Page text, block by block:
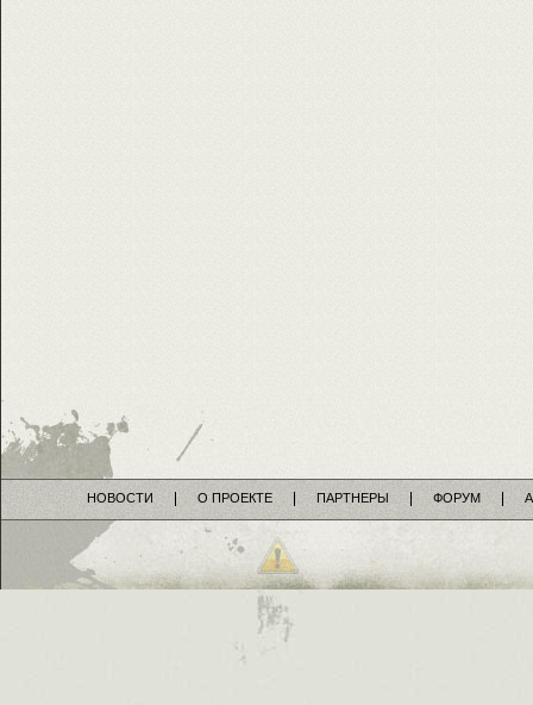
НОВОСТИ О ПРОЕКТЕ ПАРТНЕРЫ ФОРУМ